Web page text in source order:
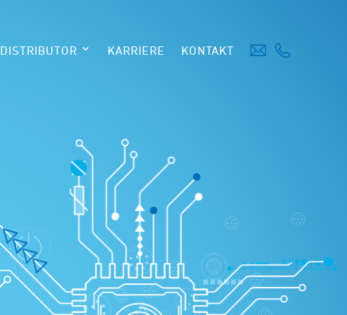
DISTRIBUTOR KARRIERE KONTAKT